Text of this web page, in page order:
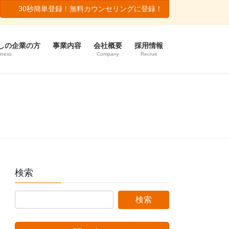
30秒簡単登録！無料カウンセリングに登録！
の企業の方 事業内容 会社概要
Company
採用情報
Recruit
検索